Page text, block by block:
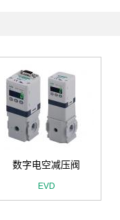
数字电空减压阀
EVD